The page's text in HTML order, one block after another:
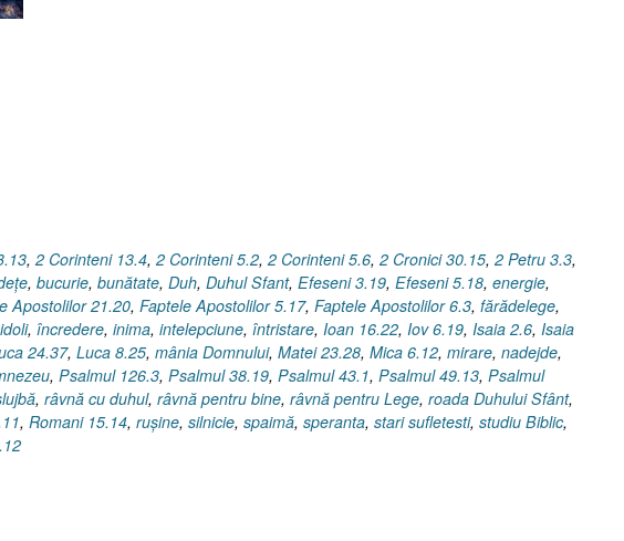
?”
, 2 Corinteni 13.4, 2 Corinteni 5.2, 2 Corinteni 5.6, 2 Cronici 30.15, 2 Petru 3.3,
, bucurie, bunătate, Duh, Duhul Sfant, Efeseni 3.19, Efeseni 5.18, energie,
Apostolilor 21.20, Faptele Apostolilor 5.17, Faptele Apostolilor 6.3, fărădelege,
idoli, încredere, inima, intelepciune, întristare, Ioan 16.22, Iov 6.19, Isaia 2.6, Isaia
24.37, Luca 8.25, mânia Domnului, Matei 23.28, Mica 6.12, mirare, nadejde,
, Psalmul 126.3, Psalmul 38.19, Psalmul 43.1, Psalmul 49.13, Psalmul
, râvnă cu duhul, râvnă pentru bine, râvnă pentru Lege, roada Duhului Sfânt,
, Romani 15.14, ruşine, silnicie, spaimă, speranta, stari sufletesti, studiu Biblic,